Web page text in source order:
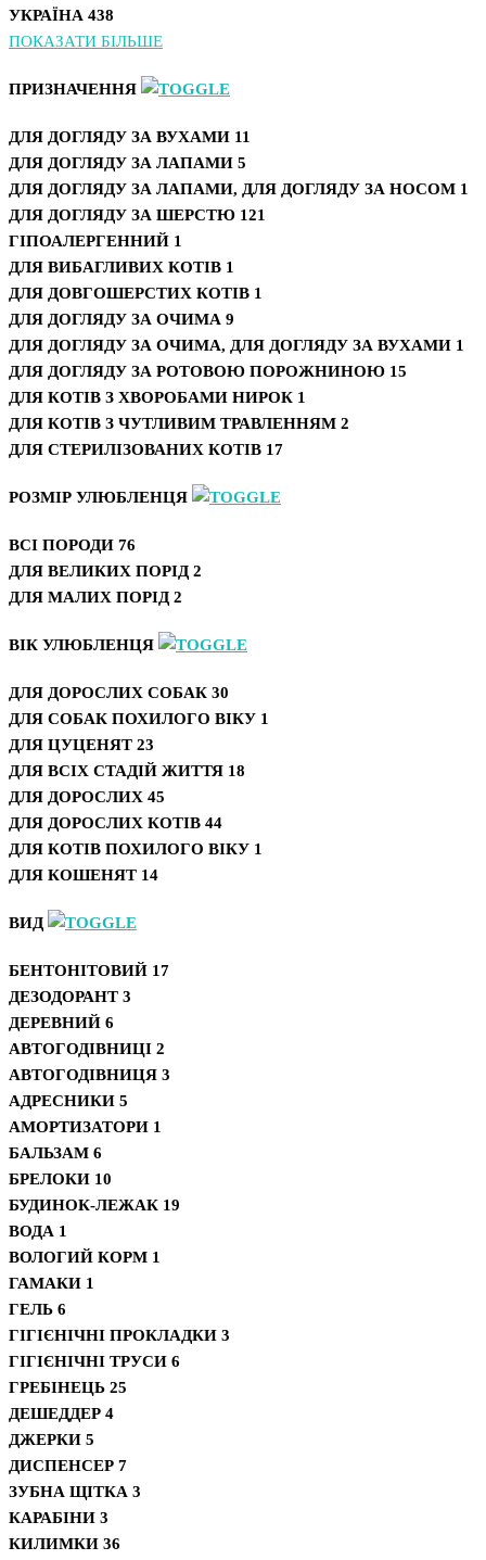
УКРАЇНА 438
ПОКАЗАТИ БІЛЬШЕ
ПРИЗНАЧЕННЯ
ДЛЯ ДОГЛЯДУ ЗА ВУХАМИ 11
ДЛЯ ДОГЛЯДУ ЗА ЛАПАМИ 5
ДЛЯ ДОГЛЯДУ ЗА ЛАПАМИ, ДЛЯ ДОГЛЯДУ ЗА НОСОМ 1
ДЛЯ ДОГЛЯДУ ЗА ШЕРСТЮ 121
ГІПОАЛЕРГЕННИЙ 1
ДЛЯ ВИБАГЛИВИХ КОТІВ 1
ДЛЯ ДОВГОШЕРСТИХ КОТІВ 1
ДЛЯ ДОГЛЯДУ ЗА ОЧИМА 9
ДЛЯ ДОГЛЯДУ ЗА ОЧИМА, ДЛЯ ДОГЛЯДУ ЗА ВУХАМИ 1
ДЛЯ ДОГЛЯДУ ЗА РОТОВОЮ ПОРОЖНИНОЮ 15
ДЛЯ КОТІВ З ХВОРОБАМИ НИРОК 1
ДЛЯ КОТІВ З ЧУТЛИВИМ ТРАВЛЕННЯМ 2
ДЛЯ СТЕРИЛІЗОВАНИХ КОТІВ 17
РОЗМІР УЛЮБЛЕНЦЯ
ВСІ ПОРОДИ 76
ДЛЯ ВЕЛИКИХ ПОРІД 2
ДЛЯ МАЛИХ ПОРІД 2
ВІК УЛЮБЛЕНЦЯ
ДЛЯ ДОРОСЛИХ СОБАК 30
ДЛЯ СОБАК ПОХИЛОГО ВІКУ 1
ДЛЯ ЦУЦЕНЯТ 23
ДЛЯ ВСІХ СТАДІЙ ЖИТТЯ 18
ДЛЯ ДОРОСЛИХ 45
ДЛЯ ДОРОСЛИХ КОТІВ 44
ДЛЯ КОТІВ ПОХИЛОГО ВІКУ 1
ДЛЯ КОШЕНЯТ 14
ВИД
БЕНТОНІТОВИЙ 17
ДЕЗОДОРАНТ 3
ДЕРЕВНИЙ 6
АВТОГОДІВНИЦІ 2
АВТОГОДІВНИЦЯ 3
АДРЕСНИКИ 5
АМОРТИЗАТОРИ 1
БАЛЬЗАМ 6
БРЕЛОКИ 10
БУДИНОК-ЛЕЖАК 19
ВОДА 1
ВОЛОГИЙ КОРМ 1
ГАМАКИ 1
ГЕЛЬ 6
ГІГІЄНІЧНІ ПРОКЛАДКИ 3
ГІГІЄНІЧНІ ТРУСИ 6
ГРЕБІНЕЦЬ 25
ДЕШЕДДЕР 4
ДЖЕРКИ 5
ДИСПЕНСЕР 7
ЗУБНА ЩІТКА 3
КАРАБІНИ 3
КИЛИМКИ 36